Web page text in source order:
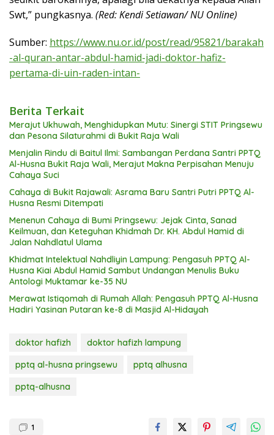
Swt,” pungkasnya. (Red: Kendi Setiawan/ NU Online)
Sumber: https://www.nu.or.id/post/read/95821/barakah
-al-quran-antar-abdul-hamid-jadi-doktor-hafiz-
pertama-di-uin-raden-intan-
Berita Terkait
Merajut Ukhuwah, Menghidupkan Mutu: Sinergi STIT Pringsewu
dan Pesona Silaturahmi di Bukit Raja Wali
Menjalin Rindu di Baitul Ilmi: Sambangan Perdana Santri PPTQ
Al-Husna Bukit Raja Wali, Merajut Makna Perpisahan Menuju
Cahaya Suci
Cahaya di Bukit Rajawali: Asrama Baru Santri Putri PPTQ Al-
Husna Resmi Ditempati
Menenun Cahaya di Bumi Pringsewu: Jejak Cinta, Sanad
Keilmuan, dan Keteguhan Khidmah Dr. KH. Abdul Hamid di
Jalan Nahdlatul Ulama
Khidmat Intelektual Nahdliyin Lampung: Pengasuh PPTQ Al-
Husna Kiai Abdul Hamid Sambut Undangan Menulis Buku
Antologi Muktamar ke-35 NU
Merawat Istiqomah di Rumah Allah: Pengasuh PPTQ Al-Husna
Hadiri Yasinan Putaran ke-8 di Masjid Al-Hidayah
doktor hafizh
doktor hafizh lampung
pptq al-husna pringsewu
pptq alhusna
pptq-alhusna
1